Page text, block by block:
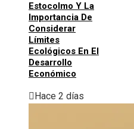
Estocolmo Y La
Importancia De
Considerar
Límites
Ecológicos En El
Desarrollo
Económico
Hace 2 días